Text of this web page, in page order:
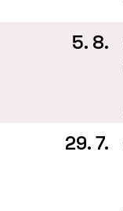
5. 8.
29. 7.